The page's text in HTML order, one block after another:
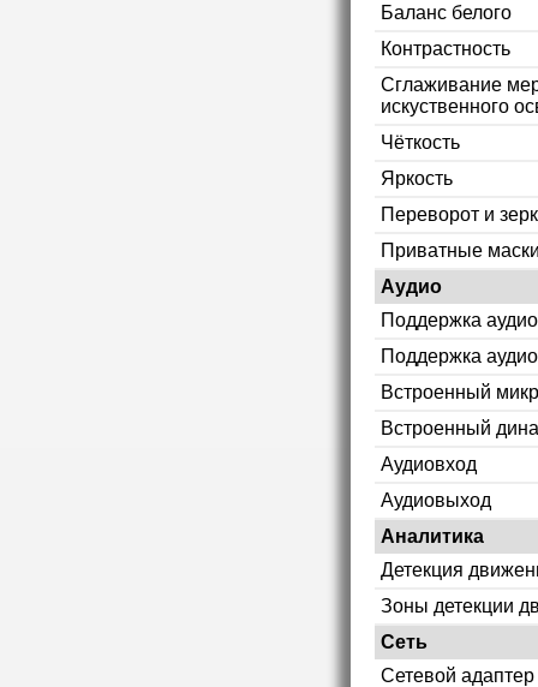
Баланс белого
Контрастность
Сглаживание
искуственного
Чёткость
Яркость
Переворот и
Приватные
Аудио
Поддержка аудио
Поддержка
Встроенный
Встроенный
Аудиовход
Аудиовыход
Аналитика
Детекция
Зоны детекции
Сеть
Сетевой адаптер